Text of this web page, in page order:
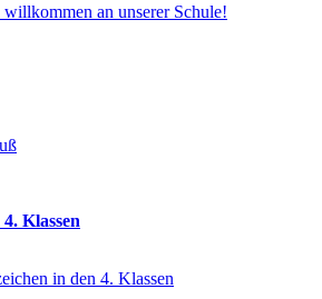
an unserer Schule!
Klassen
in den 4. Klassen